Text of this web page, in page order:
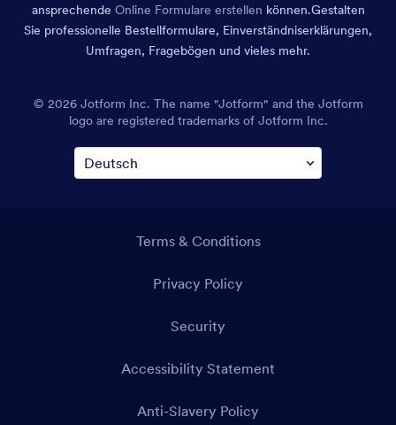
ansprechende Online Formulare erstellen können.Gestalten
Sie professionelle Bestellformulare, Einverständniserklärungen,
Umfragen, Fragebögen und vieles mehr.
© 2026 Jotform Inc. Der Name „Jotform“ und das Jotform-
Logo sind eingetragene Markenzeichen von Jotform Inc.
AGB
Datenschutz
Sicherheit
Erklärung zur Barrierefreiheit
Anti-Slavery Policy